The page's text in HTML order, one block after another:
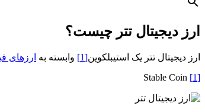
ارز دیجیتال تتر چیست؟
ارز دیجیتال تتر یک استیبل­کوین[1] وابسته به ارزهای
[1]